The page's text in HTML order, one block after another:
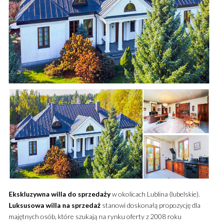
Ekskluzywna willa do sprzedażyw okolicach Lublina (lubelskie).
Luksusowa willa na sprzedażstanowi doskonałą propozycję dla
majętnych osób, które szukają na rynku oferty z 2008 roku